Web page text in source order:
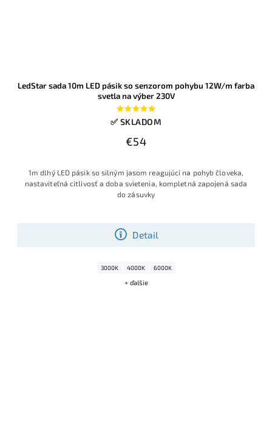
LedStar sada 10m LED pásik so senzorom pohybu 12W/m farba
svetla na výber 230V
✅ SKLADOM
€54
Detail
1m dlhý LED pásik so silným jasom reagujúci na pohyb človeka,
nastaviteľná citlivosť a doba svietenia, kompletná zapojená sada
do zásuvky
3000K 4000K 6000K
+ ďalšie